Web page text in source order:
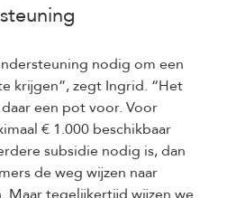
nodig om een
krijgen”, zegt Ingrid. “Het
een pot voor. Voor
€ 1.000 beschikbaar
subsidie nodig is, dan
de weg wijzen naar
Maar tegelijkertijd wijzen we